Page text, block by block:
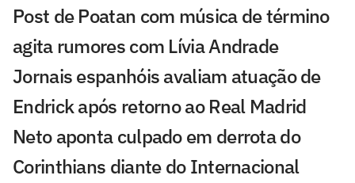
Post de Poatan com música de término
agita rumores com Lívia Andrade
Jornais espanhóis avaliam atuação de
Endrick após retorno ao Real Madrid
Neto aponta culpado em derrota do
Corinthians diante do Internacional